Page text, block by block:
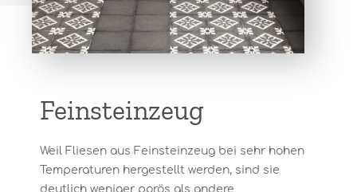
Feinsteinzeug
Weil Fliesen aus Feinsteinzeug bei sehr hohen
Temperaturen hergestellt werden, sind sie
deutlich weniger porös als andere